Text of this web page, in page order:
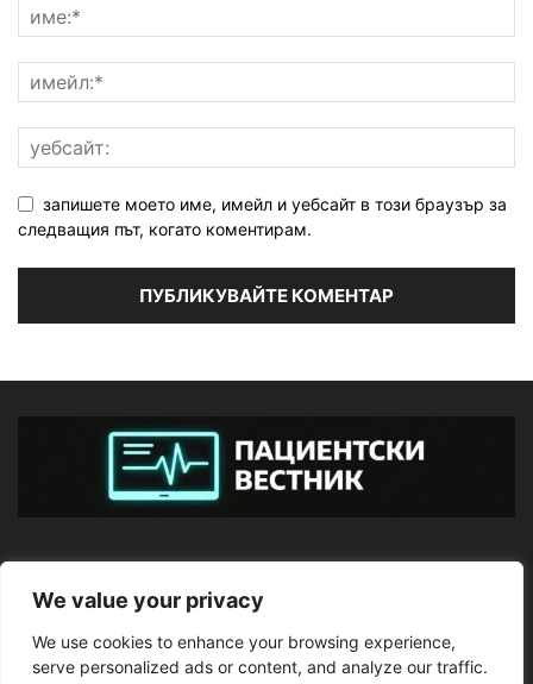
We value your privacy
We use cookies to enhance your browsing experience,
serve personalized ads or content, and analyze our traffic.
запишете моето име, имейл и уебсайт в този браузър за
следващия път, когато коментирам.
ПОСЛЕДВАЙТЕ НИ